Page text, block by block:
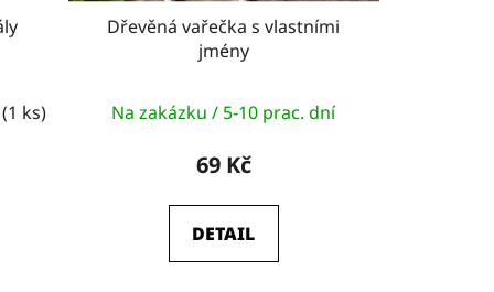
(1 ks)
Dřevěná vařečka s vlastními
jmény
Na zakázku / 5-10 prac. dní
69 Kč
DETAIL